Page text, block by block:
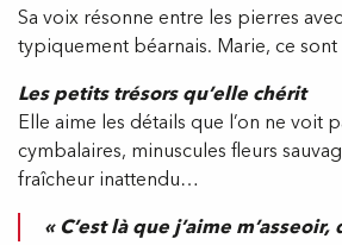
Sa voix résonne entre les pierres
typiquement béarnais. Marie, ce
Les petits trésors qu’elle chérit
Elle aime les détails que l’on ne
cymbalaires, minuscules fleurs
fraîcheur inattendu…
« C’est là que j’aime